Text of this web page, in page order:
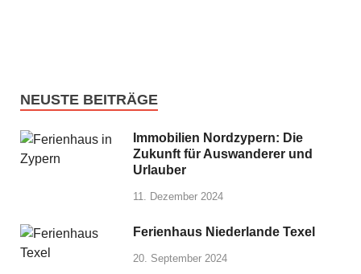
NEUSTE BEITRÄGE
Immobilien Nordzypern: Die
Zukunft für Auswanderer und
Urlauber
11. Dezember 2024
Ferienhaus Niederlande Texel
20. September 2024